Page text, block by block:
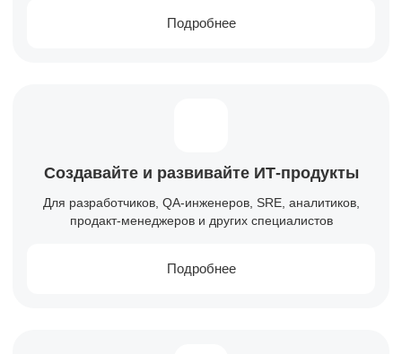
Подробнее
Создавайте и развивайте ИТ-продукты
Для разработчиков, QA-инженеров, SRE, аналитиков,
продакт-менеджеров и других специалистов
Подробнее